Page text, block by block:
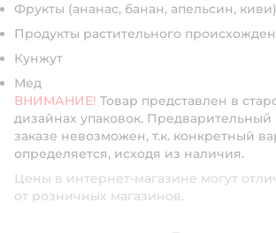
Фрукты (ананас, банан, апельсин, киви)
Продукты растительного
Кунжут
Мед
ВНИМАНИЕ! Товар представлен в
дизайнах упаковок.
заказе невозможен, т.к. конкретный
определяется, исходя из наличия.
Цены в интернет-магазине могут
от розничных магазинов.